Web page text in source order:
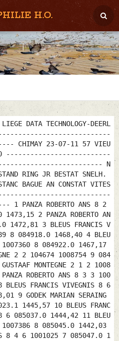
H.O.
DATA TECHNOLOGY-DEERL
23-07-11 57 VIEU
--------------------------
N
RING JR BESTAT SNELH.
BAGUE AN CONSTAT VITES
ROBERTO ANS 8 2
2 PANZA ROBERTO AN
3 BLEUS FRANCIS V
8 084918.0 1468,40 4 BLEU
1007360 8 084922.0 1467,17
2 2 104674 1008754 9 084
MONTEGNE 2 1 2 1008
ROBERTO ANS 8 3 3 100
FRANCIS VIVEGNIS 8 6
9 GODEK MARIAN SERAING
1445,57 10 BLEUS FRANC
6 085037.0 1444,42 11 BLEU
1007386 8 085045.0 1442,03
8 4 6 1001025 7 085047.0 1